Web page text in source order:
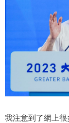
我注意到了網上很